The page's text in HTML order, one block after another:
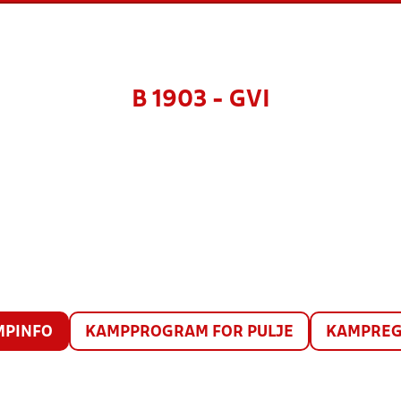
B 1903 - GVI
KAMPPROGRAM FOR PULJE